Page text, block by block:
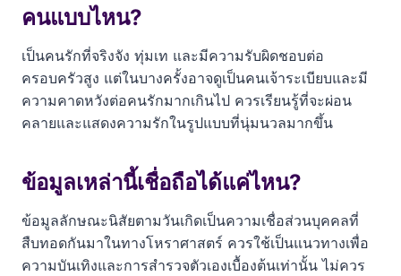
คนแบบไหน?
เป็นคนรักที่จริงจัง ทุ่มเท และมีความรับผิดชอบต่อ
ครอบครัวสูง แต่ในบางครั้งอาจดูเป็นคนเจ้าระเบียบและมี
ความคาดหวังต่อคนรักมากเกินไป ควรเรียนรู้ที่จะผ่อน
คลายและแสดงความรักในรูปแบบที่นุ่มนวลมากขึ้น
ข้อมูลเหล่านี้เชื่อถือได้แค่ไหน?
ข้อมูลลักษณะนิสัยตามวันเกิดเป็นความเชื่อส่วนบุคคลที่
สืบทอดกันมาในทางโหราศาสตร์ ควรใช้เป็นแนวทางเพื่อ
ความบันเทิงและการสำรวจตัวเองเบื้องต้นเท่านั้น ไม่ควร